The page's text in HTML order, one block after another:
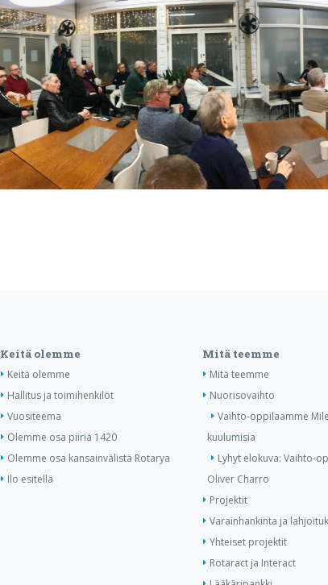
Keitä olemme
Keitä olemme
Hallitus ja toimihenkilöt
Vuositeema
Olemme osa piiriä 1420
Olemme osa kansainvälistä Rotarya
Ilo esitellä
Mitä teemme
Mitä teemme
Nuorisovaihto
Vaihto-oppilaamme
kuulumisia
Lyhyt elokuva: Vaihto-
Oliver Charro
Projektit
Varainhankinta ja
Yhteiset projektit
Rotaract ja Interact